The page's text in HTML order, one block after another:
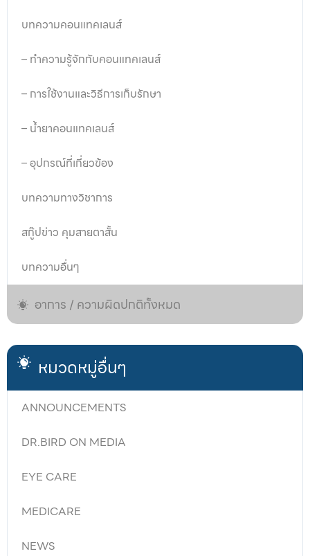
บทความคอนแทคเลนส์
– ทำความรู้จักกับคอนแทคเลนส์
– การใช้งานและวิธีการเก็บรักษา
– น้ำยาคอนแทคเลนส์
– อุปกรณ์ที่เกี่ยวข้อง
บทความทางวิชาการ
สกู๊ปข่าว คุมสายตาสั้น
บทความอื่นๆ
อาการ / ความผิดปกติทั้งหมด
หมวดหมู่อื่นๆ
ANNOUNCEMENTS
DR.BIRD ON MEDIA
EYE CARE
MEDICARE
NEWS